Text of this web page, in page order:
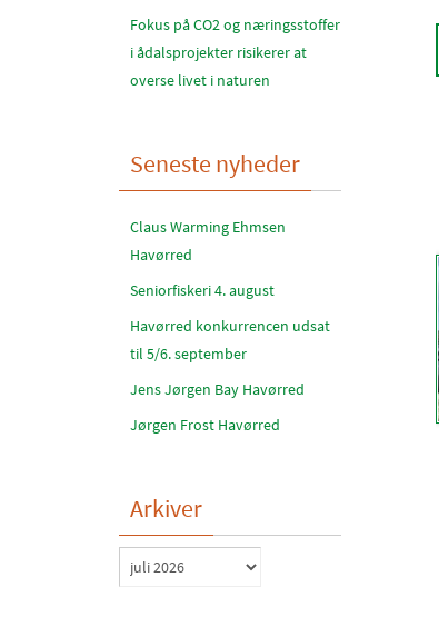
Fokus på CO2 og næringsstoffer
i ådalsprojekter risikerer at
overse livet i naturen
Seneste nyheder
Claus Warming Ehmsen
Havørred
Seniorfiskeri 4. august
Havørred konkurrencen udsat
til 5/6. september
Jens Jørgen Bay Havørred
Jørgen Frost Havørred
Arkiver
Arkiver